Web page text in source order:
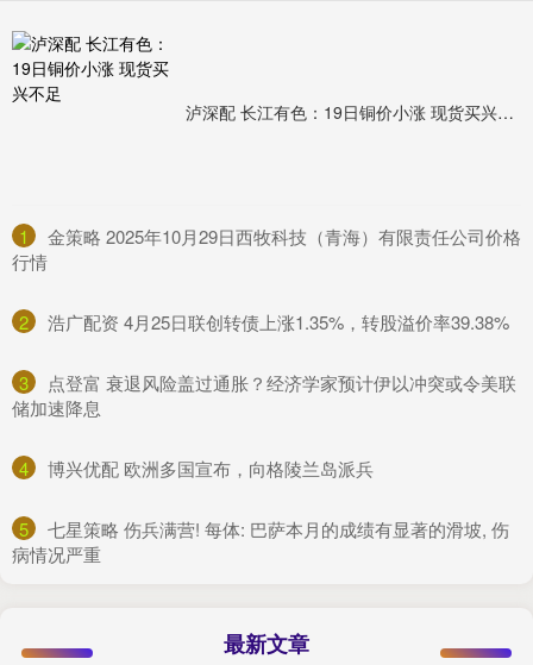
泸深配 长江有色：19日铜价小涨 现货买兴不足
1
​金策略 2025年10月29日西牧科技（青海）有限责任公司价格
行情
2 ​浩广配资 4月25日联创转债上涨1.35%，转股溢价率39.38%
3
​点登富 衰退风险盖过通胀？经济学家预计伊以冲突或令美联
储加速降息
4 ​博兴优配 欧洲多国宣布，向格陵兰岛派兵
5
​七星策略 伤兵满营! 每体: 巴萨本月的成绩有显著的滑坡, 伤
病情况严重
最新文章